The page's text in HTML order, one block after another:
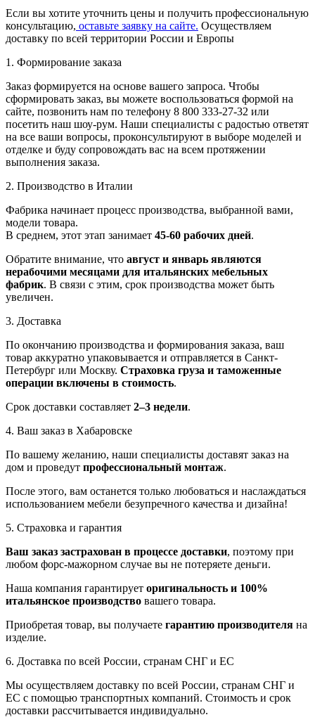
Если вы хотите уточнить цены и получить профессиональную
консультацию, оставьте заявку на сайте. Осуществляем
доставку по всей территории России и Европы
1. Формирование заказа
Заказ формируется на основе вашего запроса. Чтобы
сформировать заказ, вы можете воспользоваться формой на
сайте, позвонить нам по телефону 8 800 333-27-32 или
посетить наш шоу-рум. Наши специалисты с радостью ответят
на все ваши вопросы, проконсультируют в выборе моделей и
отделке и буду сопровождать вас на всем протяжении
выполнения заказа.
2. Производство в Италии
Фабрика начинает процесс производства, выбранной вами,
модели товара.
В среднем, этот этап занимает 45-60 рабочих дней.
Обратите внимание, что август и январь являются
нерабочими месяцами для итальянских мебельных
фабрик. В связи с этим, срок производства может быть
увеличен.
3. Доставка
По окончанию производства и формирования заказа, ваш
товар аккуратно упаковывается и отправляется в Санкт-
Петербург или Москву. Страховка груза и таможенные
операции включены в стоимость.
Срок доставки составляет 2–3 недели.
4. Ваш заказ в Хабаровске
По вашему желанию, наши специалисты доставят заказ на
дом и проведут профессиональный монтаж.
После этого, вам останется только любоваться и наслаждаться
использованием мебели безупречного качества и дизайна!
5. Страховка и гарантия
Ваш заказ застрахован в процессе доставки, поэтому при
любом форс-мажорном случае вы не потеряете деньги.
Наша компания гарантирует оригинальность и 100%
итальянское производство вашего товара.
Приобретая товар, вы получаете гарантию производителя на
изделие.
6. Доставка по всей России, странам СНГ и ЕС
Мы осуществляем доставку по всей России, странам СНГ и
ЕС с помощью транспортных компаний. Стоимость и срок
доставки рассчитывается индивидуально.